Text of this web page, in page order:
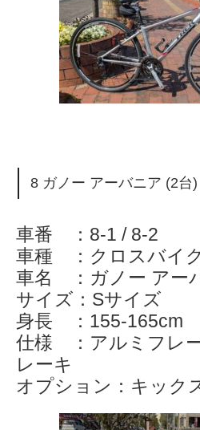
8 ガノー アーバニア (2台)
車番 ：8-1 / 8-2
車種 ：クロスバイク
車名 ：ガノー アー
サイズ：Sサイズ
身長 ：155-165cm
仕様 ：アルミフレ
レーキ
オプション：キック